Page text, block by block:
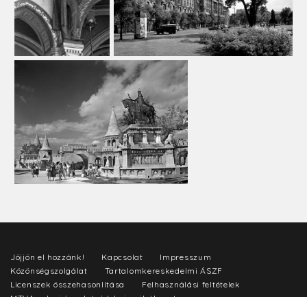
Jöjjön el hozzánk! Kapcsolat
Impresszum
Közönségszolgálat
Tartalomkereskedelmi ÁSZF
Licenszek összehasonlítása
Felhasználási feltételek